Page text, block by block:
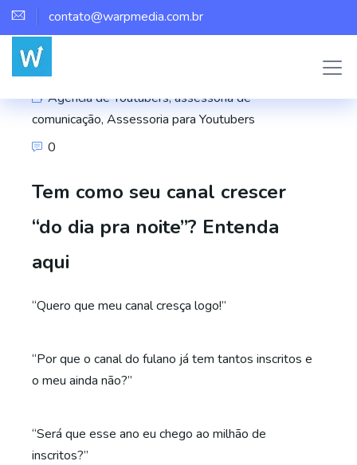
contato@warpmedia.com.br
Agência de Youtubers,assessoria de
comunicação, Assessoria para Youtubers
0
Tem como seu canal crescer
“do dia pra noite”? Entenda
aqui
“Quero que meu canal cresça logo!”
“Por que o canal do fulano já tem tantos inscritos e
o meu ainda não?”
“Será que esse ano eu chego ao milhão de
inscritos?”